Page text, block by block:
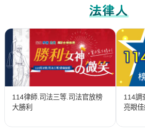
法律人
114律師.司法三等.司法官放榜
大勝利
114調
亮眼